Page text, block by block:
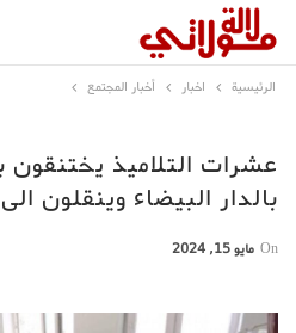
الرئيسية اخبار أخبار المجتمع
عشرات التلاميذ
بالدار البيضاء وينقلون
On مايو 15, 2024